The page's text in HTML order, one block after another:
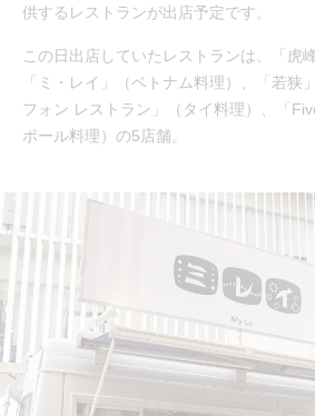
供するレストランが出店予定です。
この日出店していたレストランは、「虎
「ミ・レイ」（ベトナム料理）、「若狭
フォン レストラン」（タイ料理）、「
ポール料理）の5店舗。